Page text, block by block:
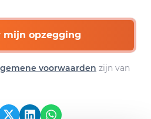
mijn opzegging
voorwaarden zijn van